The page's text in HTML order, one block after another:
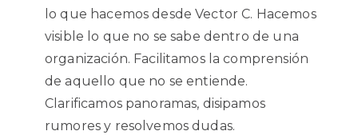
lo que hacemos desde Vector C. Hacemos
visible lo que no se sabe dentro de una
organización. Facilitamos la comprensión
de aquello que no se entiende.
Clarificamos panoramas, disipamos
rumores y resolvemos dudas.